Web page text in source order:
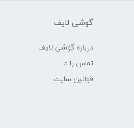
گوشی لایف
درباره گوشی لایف
تماس با ما
قوانین سایت